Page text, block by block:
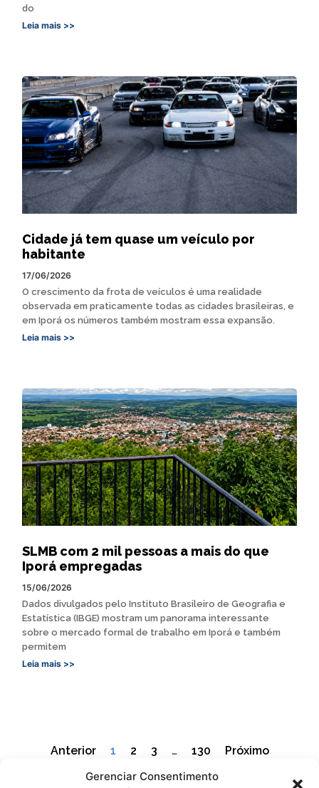
Gerenciar Consentimento
do
Leia mais >>
Cidade já tem quase um veículo por
habitante
17/06/2026
O crescimento da frota de veículos é uma realidade
observada em praticamente todas as cidades brasileiras, e
em Iporá os números também mostram essa expansão.
Leia mais >>
SLMB com 2 mil pessoas a mais do que
Iporá empregadas
15/06/2026
Dados divulgados pelo Instituto Brasileiro de Geografia e
Estatística (IBGE) mostram um panorama interessante
sobre o mercado formal de trabalho em Iporá e também
permitem
Leia mais >>
Anterior 1 2 3 … 130 Próximo